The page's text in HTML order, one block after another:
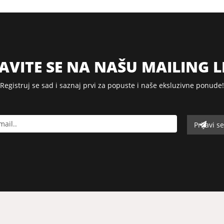
SE NA NAŠU MAILING
Registruj se sad i saznaj prvi za popuste i naše eksluzivne ponude!